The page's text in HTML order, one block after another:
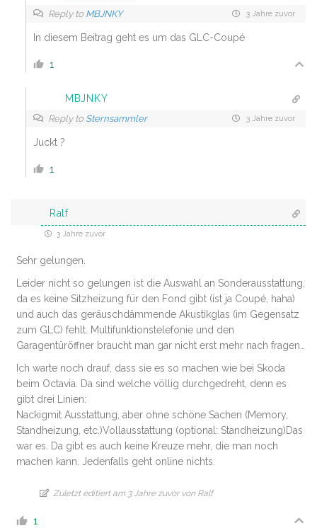
Reply to MBJNKY 3 Jahre zuvor
In diesem Beitrag geht es um das GLC-Coupé
1
MBJNKY
Reply to Sternsammler 3 Jahre zuvor
Juckt ?
1
Ralf
3 Jahre zuvor
Sehr gelungen.
Leider nicht so gelungen ist die Auswahl an Sonderausstattung,
da es keine Sitzheizung für den Fond gibt (ist ja Coupé, haha)
und auch das geräuschdämmende Akustikglas (im Gegensatz
zum GLC) fehlt. Multifunktionstelefonie und den
Garagentüröffner braucht man gar nicht erst mehr nach fragen…
Ich warte noch drauf, dass sie es so machen wie bei Skoda
beim Octavia. Da sind welche völlig durchgedreht, denn es
gibt drei Linien:
Nackigmit Ausstattung, aber ohne schöne Sachen (Memory,
Standheizung, etc.)Vollausstattung (optional: Standheizung)Das
war es. Da gibt es auch keine Kreuze mehr, die man noch
machen kann. Jedenfalls geht online nichts.
Zuletzt editiert am 3 Jahre zuvor von Ralf
1